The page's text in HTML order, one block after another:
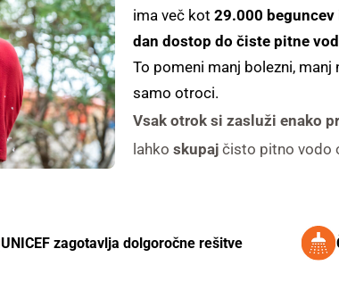
ima več kot 29.000
dan dostop do čiste pitne
To pomeni manj bolezni,
samo otroci.
Vsak otrok si zasluži enako
lahko skupaj čisto pitno vodo
UNICEF zagotavlja dolgoročne rešitve